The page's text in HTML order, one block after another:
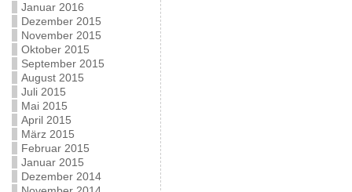
Januar 2016
Dezember 2015
November 2015
Oktober 2015
September 2015
August 2015
Juli 2015
Mai 2015
April 2015
März 2015
Februar 2015
Januar 2015
Dezember 2014